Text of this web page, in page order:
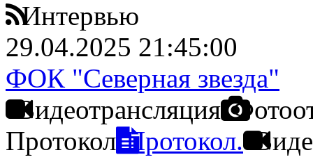
Интервью
29.04.2025 21:45:00
ФОК "Северная звезда"
Видеотрансляция
Протокол Протокол.